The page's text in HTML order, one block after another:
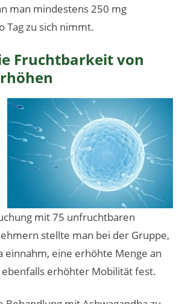
man mindestens 250 mg
Tag zu sich nimmt.
Fruchtbarkeit von
mit 75 unfruchtbaren
stellte man bei der Gruppe,
einnahm, eine erhöhte Menge an
erhöhter Mobilität fest.